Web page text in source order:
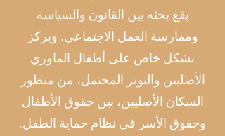
يقع بحثه بين القانون والسياسة
وممارسة العمل الاجتماعي. ويركز
بشكل خاص على أطفال الماوري
الأصليين والتوتر المحتمل، من منظور
السكان الأصليين، بين حقوق الأطفال
وحقوق الأسر في نظام حماية الطفل.